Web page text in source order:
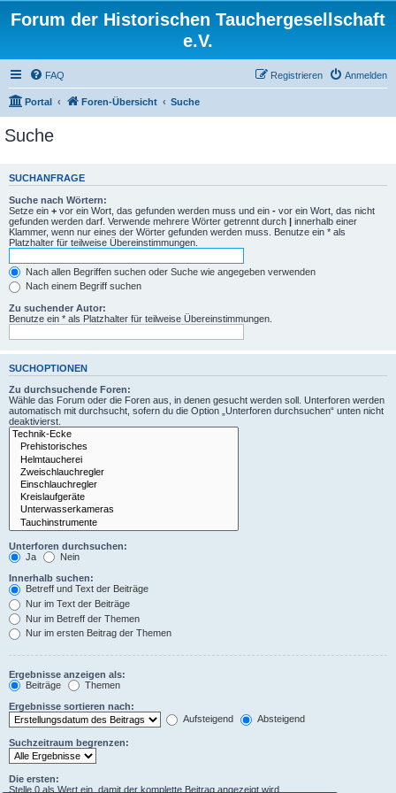
Forum der Historischen Tauchergesellschaft
e.V.
FAQ Anmelden
Registrieren
Portal Foren-Übersicht Suche
Suche
SUCHANFRAGE
Suche nach Wörtern:
Setze ein + vor ein Wort, das gefunden werden muss und ein - vor ein Wort, das nicht
gefunden werden darf. Verwende mehrere Wörter getrennt durch | innerhalb einer
Klammer, wenn nur eines der Wörter gefunden werden muss. Benutze ein * als
Platzhalter für teilweise Übereinstimmungen.
Nach allen Begriffen suchen oder Suche wie angegeben verwenden
Nach einem Begriff suchen
Zu suchender Autor:
Benutze ein * als Platzhalter für teilweise Übereinstimmungen.
SUCHOPTIONEN
Zu durchsuchende Foren:
Wähle das Forum oder die Foren aus, in denen gesucht werden soll. Unterforen werden
automatisch mit durchsucht, sofern du die Option „Unterforen durchsuchen“ unten nicht
deaktivierst.
Unterforen durchsuchen:
Ja
Nein
Innerhalb suchen:
Betreff und Text der Beiträge
Nur im Text der Beiträge
Nur im Betreff der Themen
Nur im ersten Beitrag der Themen
Ergebnisse anzeigen als:
Beiträge
Themen
Ergebnisse sortieren nach:
Aufsteigend
Absteigend
Suchzeitraum begrenzen:
Die ersten:
Stelle 0 als Wert ein, damit der komplette Beitrag angezeigt wird.